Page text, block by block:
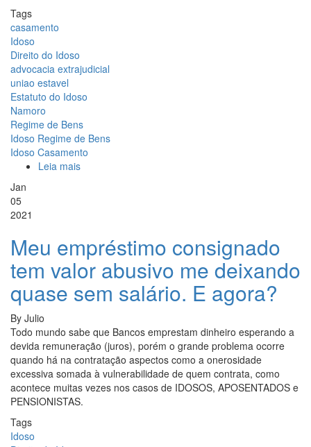
Tags
casamento
Idoso
Direito do Idoso
advocacia extrajudicial
uniao estavel
Estatuto do Idoso
Namoro
Regime de Bens
Idoso Regime de Bens
Idoso Casamento
Leia mais
anos
de
idade
e
querem
pela
Comunhão
UNIVERSAL
de
bens.
Já
Jan
05
2021
Meu empréstimo consignado
tem valor abusivo me deixando
quase sem salário. E agora?
By Julio
Todo mundo sabe que Bancos emprestam dinheiro esperando a
devida remuneração (juros), porém o grande problema ocorre
quando há na contratação aspectos como a onerosidade
excessiva somada à vulnerabilidade de quem contrata, como
acontece muitas vezes nos casos de IDOSOS, APOSENTADOS e
PENSIONISTAS.
Tags
Idoso